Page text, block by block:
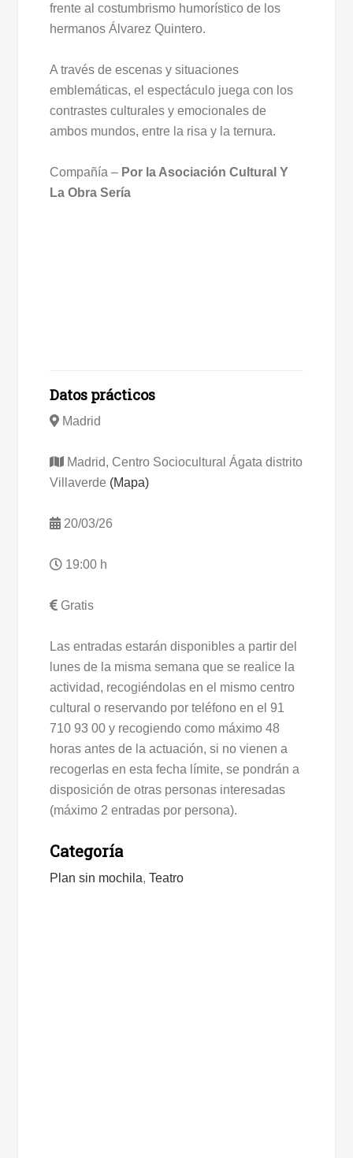
frente al costumbrismo humorístico de los
hermanos Álvarez Quintero.
A través de escenas y situaciones
emblemáticas, el espectáculo juega con los
contrastes culturales y emocionales de
ambos mundos, entre la risa y la ternura.
Compañía – Por la Asociación Cultural Y
La Obra Sería
Datos prácticos
Madrid
Madrid, Centro Sociocultural Ágata distrito
Villaverde (Mapa)
20/03/26
19:00 h
Gratis
Las entradas estarán disponibles a partir del
lunes de la misma semana que se realice la
actividad, recogiéndolas en el mismo centro
cultural o reservando por teléfono en el 91
710 93 00 y recogiendo como máximo 48
horas antes de la actuación, si no vienen a
recogerlas en esta fecha límite, se pondrán a
disposición de otras personas interesadas
(máximo 2 entradas por persona).
Categoría
Plan sin mochila,Teatro